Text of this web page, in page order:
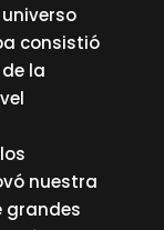
consistió
la
nuestra
grandes